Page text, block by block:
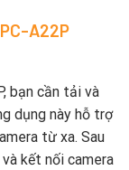
A22P
bạn cần tải và
dụng này hỗ trợ
từ xa. Sau
kết nối camera